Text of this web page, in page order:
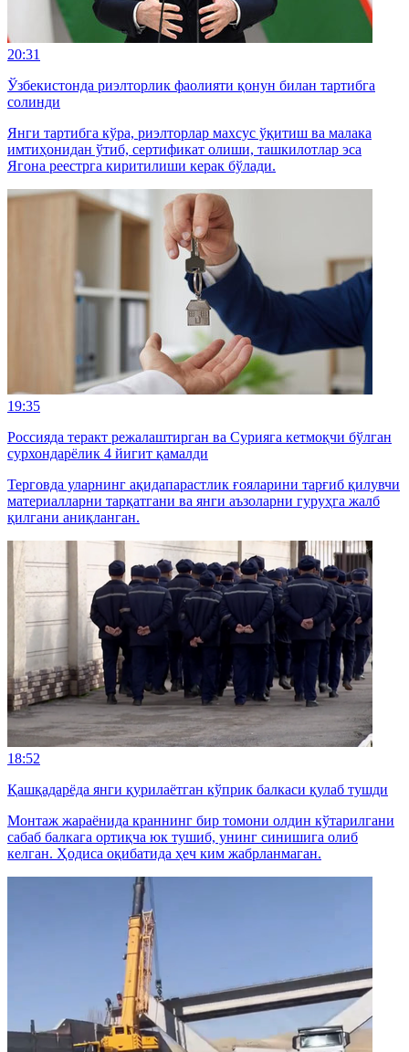
20:31
Ўзбекистонда риэлторлик фаолияти қонун билан тартибга
солинди
Янги тартибга кўра, риэлторлар махсус ўқитиш ва малака
имтиҳонидан ўтиб, сертификат олиши, ташкилотлар эса
Ягона реестрга киритилиши керак бўлади.
19:35
Россияда теракт режалаштирган ва Сурияга кетмоқчи бўлган
сурхондарёлик 4 йигит қамалди
Терговда уларнинг ақидапарастлик ғояларини тарғиб қилувчи
материалларни тарқатгани ва янги аъзоларни гуруҳга жалб
қилгани аниқланган.
18:52
Қашқадарёда янги қурилаётган кўприк балкаси қулаб тушди
Монтаж жараёнида краннинг бир томони олдин кўтарилгани
сабаб балкага ортиқча юк тушиб, унинг синишига олиб
келган. Ҳодиса оқибатида ҳеч ким жабрланмаган.